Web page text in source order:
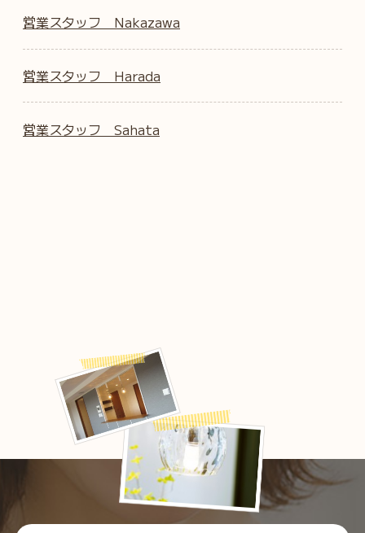
営業スタッフ Nakazawa
営業スタッフ Harada
営業スタッフ Sahata